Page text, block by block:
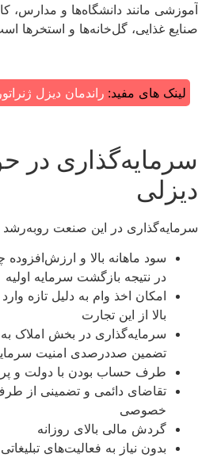
آموزشی مانند دانشگاه‌ها و مدارس،
صنایع غذایی، گل‌خانه‌ها و استخرها
لینک های مفید: راندمان دیزل
سرمایه‌گذاری در
دیزلی
سرمایه‌گذاری در این صنعت روبه‌رشد
سود ماهانه بالا و ارزش‌افزوده
در نتیجه بازگشت سرمایه اولیه
امکان اخذ وام به دلیل تازه‌
بالا از این تجارت
سرمایه‌گذاری در بخش املاک
تضمین صددرصدی امنیت
طرف حساب بودن با دولت و
تقاضای دائمی و تضمینی از
خصوصی
گردش مالی بالای روزانه
بدون نیاز به فعالیت‌های